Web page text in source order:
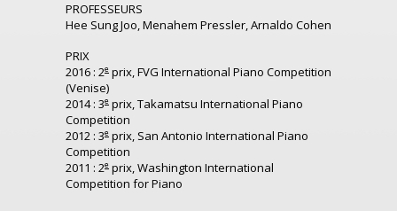
PROFESSEURS
Hee Sung Joo, Menahem Pressler, Arnaldo Cohen
PRIX
2016 : 2e prix, FVG International Piano Competition
(Venise)
2014 : 3e prix, Takamatsu International Piano
Competition
2012 : 3e prix, San Antonio International Piano
Competition
2011 : 2e prix, Washington International
Competition for Piano